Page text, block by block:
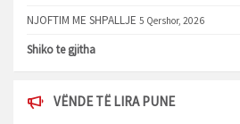
NJOFTIM ME SHPALLJE 5 Qershor, 2026
Shiko te gjitha
VËNDE TË LIRA PUNE